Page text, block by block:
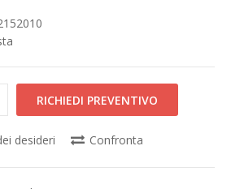
desideri Confronta